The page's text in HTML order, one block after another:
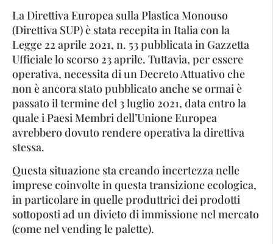
La Direttiva Europea sulla Plastica Monouso
(Direttiva SUP) è stata recepita in Italia con la
Legge 22 aprile 2021, n. 53 pubblicata in Gazzetta
Ufficiale lo scorso 23 aprile. Tuttavia, per essere
operativa, necessita di un Decreto Attuativo che
non è ancora stato pubblicato anche se ormai è
passato il termine del 3 luglio 2021, data entro la
quale i Paesi Membri dell’Unione Europea
avrebbero dovuto rendere operativa la direttiva
stessa.
Questa situazione sta creando incertezza nelle
imprese coinvolte in questa transizione ecologica,
in particolare in quelle produttrici dei prodotti
sottoposti ad un divieto di immissione nel mercato
(come nel vending le palette).